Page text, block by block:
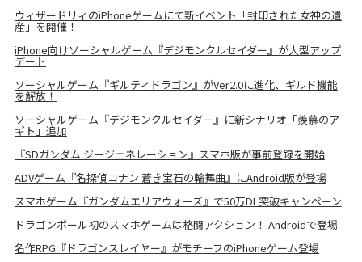
ウィザードリィのiPhoneゲームにて新イベント「封印された女神の遺
産」を開催！
iPhone向けソーシャルゲーム『デジモンクルセイダー』が大型アップ
デート
ソーシャルゲーム『ギルティドラゴン』がVer2.0に進化、ギルド機能
を解放！
ソーシャルゲーム『デジモンクルセイダー』に新シナリオ「羨慕のア
ギト」追加
『SDガンダム ジージェネレーション』スマホ版が事前登録を開始
ADVゲーム『名探偵コナン 蒼き宝石の輪舞曲』にAndroid版が登場
スマホゲーム『ガンダムエリアウォーズ』で50万DL突破キャンペーン
ドラゴンボール初のスマホゲームは格闘アクション！ Androidで登場
名作RPG『ドラゴンスレイヤー』がモチーフのiPhoneゲーム登場